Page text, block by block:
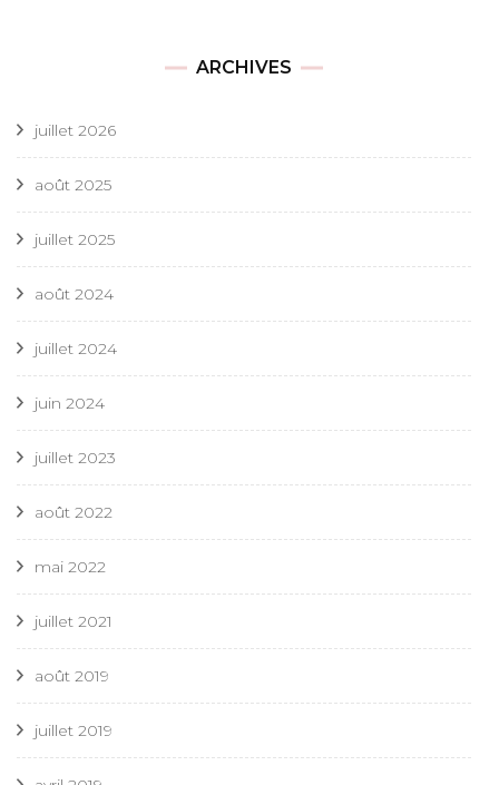
ARCHIVES
juillet 2026
août 2025
juillet 2025
août 2024
juillet 2024
juin 2024
juillet 2023
août 2022
mai 2022
juillet 2021
août 2019
juillet 2019